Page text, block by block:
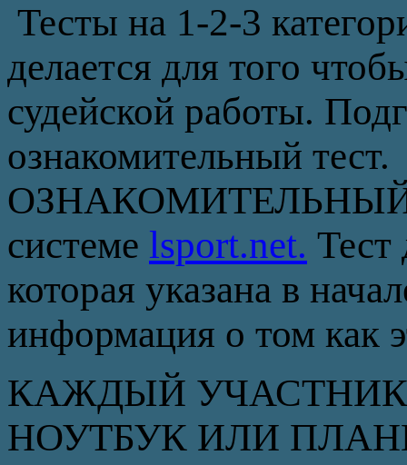
Тесты на 1-2-3
делается для того
судейской работы.
ознакомительный
ОЗНАКОМИТЕЛЬНЫЙ
системе lsport.net. Тест
которая указана в
информация о том как
КАЖДЫЙ
НОУТБУК ИЛИ